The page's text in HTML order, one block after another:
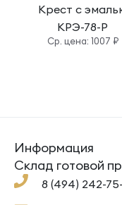
Крест с
КРЭ-78-Р
Cр. цена: 1007 ₽
8 (494) 242-
Информация
Склад готовой
продукции
Под заказ
Cклад готовой
Кресты
Кольца